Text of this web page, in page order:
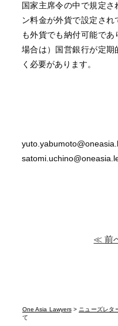
One Asia Lawyers> ニューズレタ
て
国家主席令の中で規定さ
ン料金が外貨で設定さ
も外貨でも納付可能で
場合は）国営銀行が定
く必要があります。
≪ 前